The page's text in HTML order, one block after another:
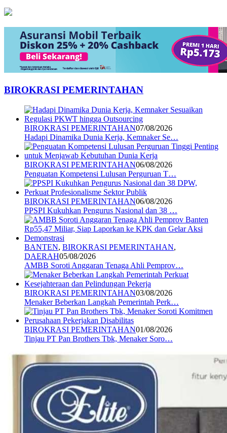
BIROKRASI PEMERINTAHAN
BIROKRASI PEMERINTAHAN07/08/2026
Hadapi Dinamika Dunia Kerja, Kemnaker Se…
BIROKRASI PEMERINTAHAN06/08/2026
Penguatan Kompetensi Lulusan Perguruan T…
BIROKRASI PEMERINTAHAN06/08/2026
PPSPI Kukuhkan Pengurus Nasional dan 38 …
BANTEN, BIROKRASI PEMERINTAHAN,
DAERAH05/08/2026
AMBB Soroti Anggaran Tenaga Ahli Pemprov…
BIROKRASI PEMERINTAHAN03/08/2026
Menaker Beberkan Langkah Pemerintah Perk…
BIROKRASI PEMERINTAHAN01/08/2026
Tinjau PT Pan Brothers Tbk, Menaker Soro…